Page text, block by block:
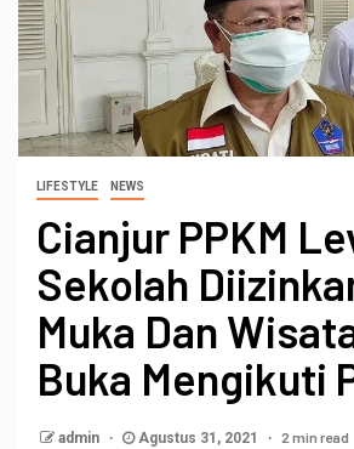
LIFESTYLE NEWS
Cianjur PPKM
Sekolah
Muka Dan
Buka Mengikuti
admin Agustus 31, 2021 2 min read